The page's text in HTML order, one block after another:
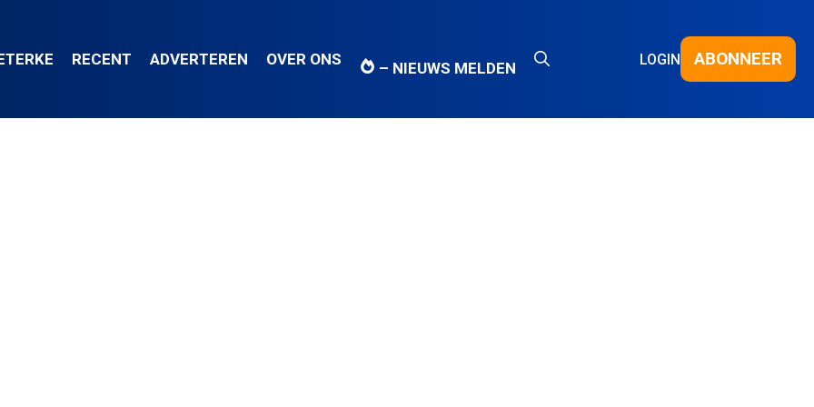
RECENT ADVERTEREN OVER ONS – NIEUWS MELDEN LOGIN ABONNEER